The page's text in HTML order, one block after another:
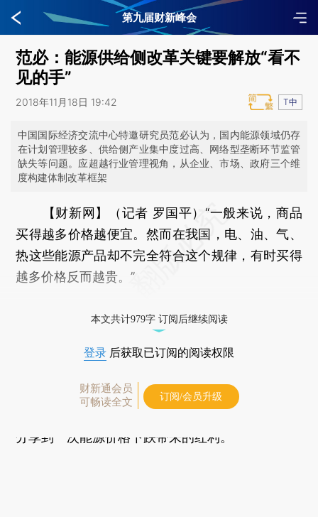
第九届财新峰会
范必：能源供给侧改革关键要解放“看不
见的手”
2018年11月18日 19:42 T中
中国国际经济交流中心特邀研究员范必认为，国内能源领域仍存
在计划管理较多、供给侧产业集中度过高、网络型垄断环节监管
缺失等问题。应超越行业管理视角，从企业、市场、政府三个维
度构建体制改革框架
【财新网】（记者 罗国平）“一般来说，商品
买得越多价格越便宜。然而在我国，电、油、气、
热这些能源产品却不完全符合这个规律，有时买得
越多价格反而越贵。”
的“能源结构变革
示，近年来，世界能源供求格局发生巨大变化，油
续走低。但无论国际上一次能源价格如何变化，中
分享到一次能源价格下跌带来的红利。
本文共计979字 订阅后继续阅读
登录 后获取已订阅的阅读权限
财新通会员
可畅读全文
订阅/会员升级